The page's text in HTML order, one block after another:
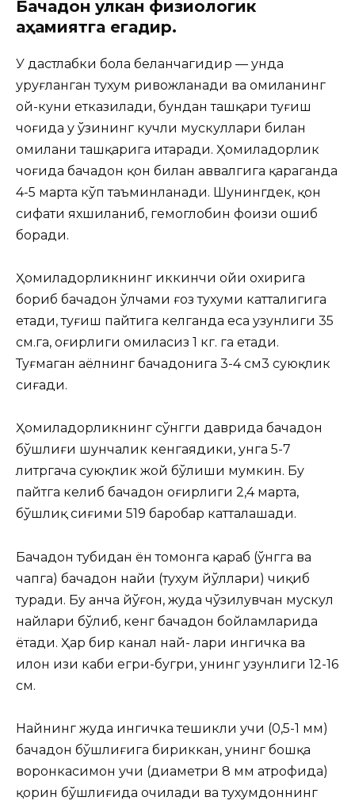
Бачадон улкан физиологик
аҳамиятга егадир.
У дастлабки бола беланчагидир — унда
уруғланган тухум ривожланади ва ҳомиланинг
ой-куни етказилади, бундан ташқари туғиш
чоғида у ўзининг кучли мускуллари билан
ҳомилани ташқарига итаради. Ҳомиладорлик
чоғида бачадон қон билан аввалгига қараганда
4-5 марта кўп таъминланади. Шунингдек, қон
сифати яхшиланиб, гемоглобин фоизи ошиб
боради.
Ҳомиладорликнинг иккинчи ойи охирига
бориб бачадон ўлчами ғоз тухуми катталигига
етади, туғиш пайтига келганда еса узунлиги 35
см.га, оғирлиги ҳомиласиз 1 кг. га етади.
Туғмаган аёлнинг бачадонига 3-4 см3 суюқлик
сиғади.
Ҳомиладорликнинг сўнгги даврида бачадон
бўшлиғи шунчалик кенгаядики, унга 5-7
литргача суюқлик жой бўлиши мумкин. Бу
пайтга келиб бачадон оғирлиги 2,4 марта,
бўшлиқ сиғими 519 баробар катталашади.
Бачадон тубидан ён томонга қараб (ўнгга ва
чапга) бачадон найи (тухум йўллари) чиқиб
туради. Бу анча йўғон, жуда чўзилувчан мускул
найлари бўлиб, кенг бачадон бойламларида
ётади. Ҳар бир канал най- лари ингичка ва
илон изи каби егри-бугри, унинг узунлиги 12-16
см.
Найнинг жуда ингичка тешикли учи (0,5-1 мм)
бачадон бўшлиғига бириккан, унинг бошқа
воронкасимон учи (диаметри 8 мм атрофида)
қорин бўшлиғида очилади ва тухумдоннинг